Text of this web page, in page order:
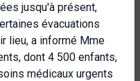
jusqu'à présent,
évacuations
lieu, a informé Mme
dont 4 500 enfants,
médicaux urgents